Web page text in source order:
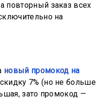
повторный заказ всех
на
новый промокод на
7% (но не больше
зато промокод —